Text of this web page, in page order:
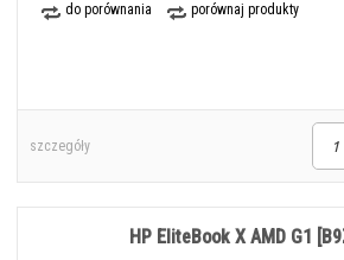
do porównania
porównaj produkty
szczegóły
HP EliteBook X AMD G1